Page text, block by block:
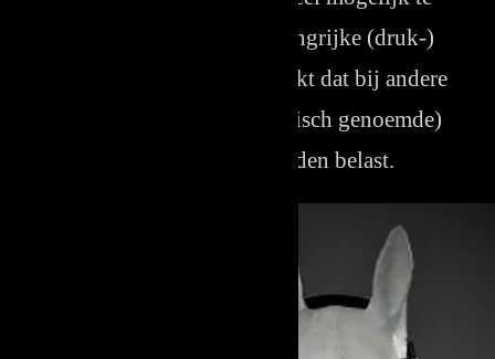
ontlasten op diverse belangrijke (druk-)
punten. Uit onderzoek blijkt dat bij andere
hoofdstellen (ook anatomisch genoemde)
deze punten wel worden belast.